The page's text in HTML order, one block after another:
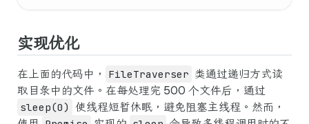
实现优化
在上面的代码中， FileTraverser 类通过递归方式读
取目录中的文件。在每处理完 500 个文件后，通过
sleep(0) 使线程短暂休眠，避免阻塞主线程。然而，